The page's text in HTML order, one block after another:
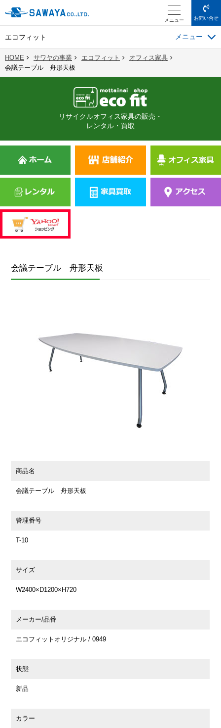
メニュー お問い合せ
エコフィット
HOME サワヤの事業 エコフィット
オフィス家具
会議テーブル 舟形天板
リサイクルオフィス家具の販売・
レンタル・買取
会議テーブル 舟形天板
商品名
会議テーブル 舟形天板
管理番号
T-10
サイズ
W2400×D1200×H720
メーカー/品番
エコフィットオリジナル / 0949
状態
新品
カラー